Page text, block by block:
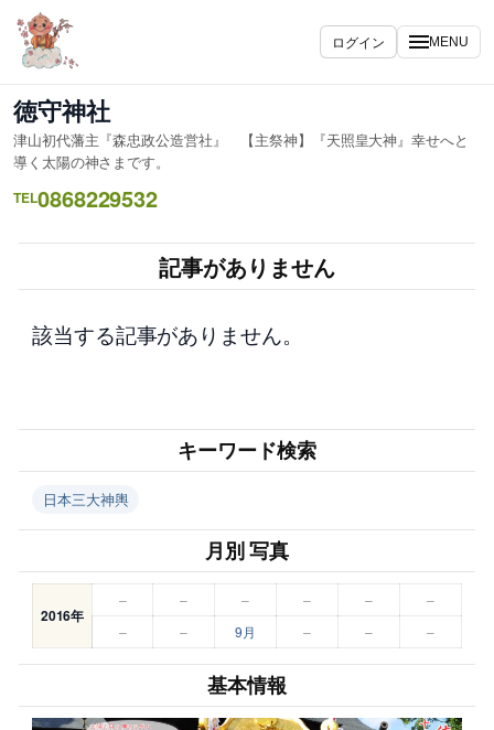
内
容
ス
キ
ッ
プ
ログイン MENU
徳守神社
津山初代藩主『森忠政公造営社』 【主祭神】『天照皇大神』幸せへと
導く太陽の神さまです。
TEL0868229532
記事がありません
該当する記事がありません。
キーワード検索
日本三大神輿
月別 写真
2016年
– – – – –
–
–
– 9月 – – –
基本情報